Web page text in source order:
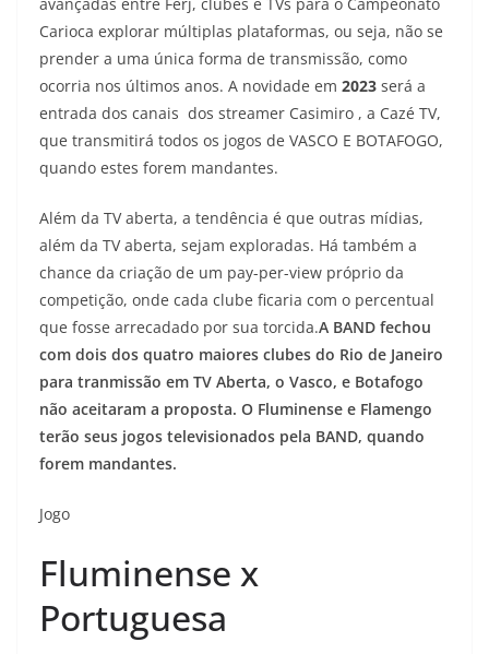
Carioca explorar múltiplas plataformas, ou seja, não se
prender a uma única forma de transmissão, como
ocorria nos últimos anos. A novidade em 2023 será a
entrada dos canais dos streamer Casimiro , a Cazé TV,
que transmitirá todos os jogos de VASCO E BOTAFOGO,
quando estes forem mandantes.
Além da TV aberta, a tendência é que outras mídias,
além da TV aberta, sejam exploradas. Há também a
chance da criação de um pay-per-view próprio da
competição, onde cada clube ficaria com o percentual
que fosse arrecadado por sua torcida.A BAND fechou
com dois dos quatro maiores clubes do Rio de Janeiro
para tranmissão em TV Aberta, o Vasco, e Botafogo
não aceitaram a proposta. O Fluminense e Flamengo
terão seus jogos televisionados pela BAND, quando
forem mandantes.
Jogo
Fluminense x
Portuguesa